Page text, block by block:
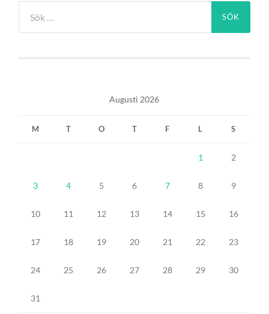
efter:
Augusti 2026
M T O T F L S
1 2
3 4 5 6 7 8 9
10 11 12 13 14 15 16
17 18 19 20 21 22 23
24 25 26 27 28 29 30
31